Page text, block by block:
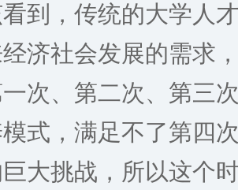
到，传统的大学人
济社会发展的需求
次、第二次、第三
模式，满足不了第四
大挑战，所以这个